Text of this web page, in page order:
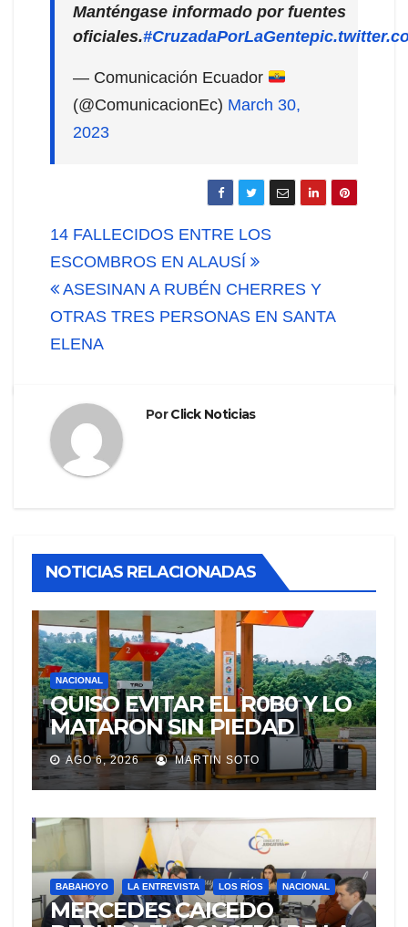
Manténgase informado por fuentes
oficiales.#CruzadaPorLaGente
— Comunicación Ecuador
(@ComunicacionEc) March 30,
2023
Navegación
de
entradas
14 FALLECIDOS ENTRE LOS
ESCOMBROS EN ALAUSÍ
ASESINAN A RUBÉN CHERRES Y
OTRAS TRES PERSONAS EN SANTA
ELENA
PorClick Noticias
NOTICIAS RELACIONADAS
NACIONAL
QUISO EVITAR EL R0B0 Y LO
MATARON SIN PIEDAD
AGO 6, 2026 MARTIN SOTO
BABAHOYO LA ENTREVISTA LOS RÍOS NACIONAL
MERCEDES CAICEDO